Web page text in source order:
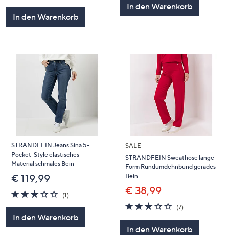
In den Warenkorb
In den Warenkorb
STRANDFEIN Jeans Sina 5-
Pocket-Style elastisches
Material schmales Bein
€ 119,99
3.0
von
(1)1
In den Warenkorb
SALE
STRANDFEIN Sweathose lange
Form Rundumdehnbund gerades
Bein
€ 38,99
2.6
von
(7)
In den Warenkorb